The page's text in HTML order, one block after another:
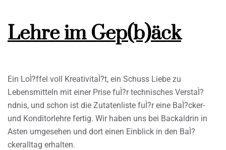
Lehre im Gep(b)äck
Ein LoÌ?ffel voll KreativitaÌ?t, ein Schuss Liebe zu
Lebensmitteln mit einer Prise fuÌ?r technisches VerstaÌ?
ndnis, und schon ist die Zutatenliste fuÌ?r eine BaÌ?cker-
und Konditorlehre fertig. Wir haben uns bei Backaldrin in
Asten umgesehen und dort einen Einblick in den BaÌ?
ckeralltag erhalten.